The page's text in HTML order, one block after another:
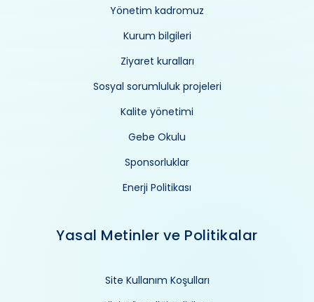
Yönetim kadromuz
Kurum bilgileri
Ziyaret kuralları
Sosyal sorumluluk projeleri
Kalite yönetimi
Gebe Okulu
Sponsorluklar
Enerji Politikası
Yasal Metinler ve Politikalar
Site Kullanım Koşulları